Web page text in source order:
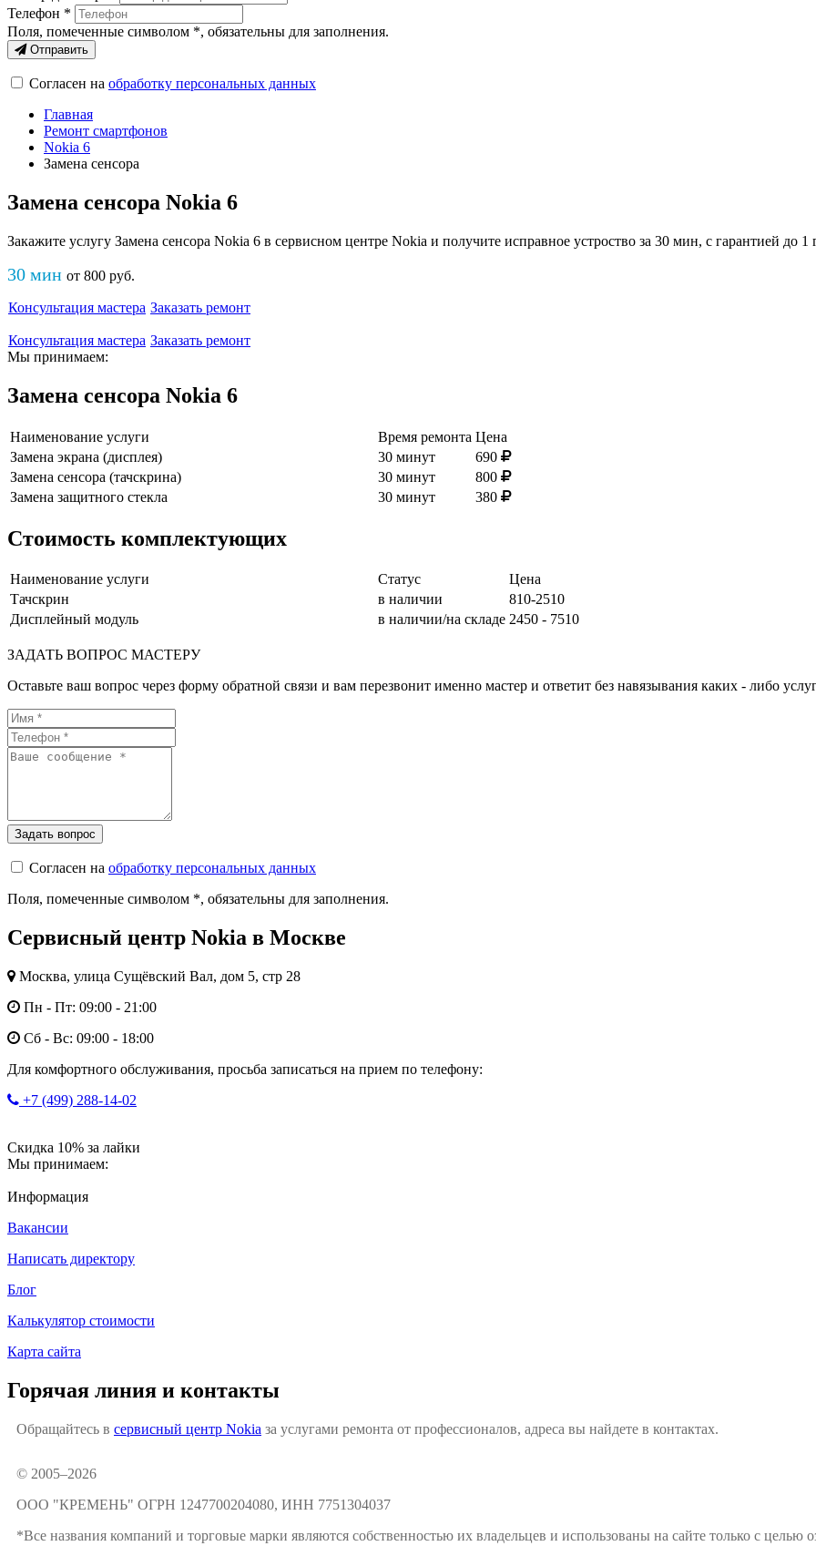
Телефон *
Поля, помеченные символом *, обязательны для заполнения.
Отправить
Согласен на обработку персональных данных
Главная
Ремонт смартфонов
Nokia 6
Замена сенсора
Замена сенсора Nokia 6
Закажите услугу Замена сенсора Nokia 6 в сервисном центре Nokia и получите исправное устроство за 30 мин, с гарантией до 1
30 мин от 800 руб.
Консультация мастера Заказать ремонт
Консультация мастера Заказать ремонт
Мы принимаем:
Замена сенсора Nokia 6
Наименование услуги Время ремонта Цена
Замена экрана (дисплея)
30 минут
690
Замена сенсора (тачскрина)
30 минут
800
Замена защитного стекла
30 минут 380
Стоимость комплектующих
Наименование услуги Статус
Цена
Тачскрин
в наличии
810-2510
Дисплейный модуль
в наличии/на складе 2450 - 7510
ЗАДАТЬ ВОПРОС МАСТЕРУ
Оставьте ваш вопрос через форму обратной связи и вам перезвонит именно мастер и ответит без навязывания каких - либо
Согласен на обработку персональных данных
Поля, помеченные символом *, обязательны для заполнения.
Сервисный центр Nokia в Москве
Москва, улица Сущёвский Вал, дом 5, стр 28
Пн - Пт: 09:00 - 21:00
Сб - Вс: 09:00 - 18:00
Для комфортного обслуживания, просьба записаться на прием по телефону:
+7 (499) 288-14-02
Скидка 10% за лайки
Мы принимаем:
Информация
Вакансии
Написать директору
Блог
Калькулятор стоимости
Карта сайта
Горячая линия и контакты
Обращайтесь в сервисный центр Nokia за услугами ремонта от профессионалов, адреса вы найдете в контактах.
© 2005–2026
ООО "КРЕМЕНЬ" ОГРН 1247700204080, ИНН 7751304037
*Все названия компаний и торговые марки являются собственностью их владельцев и использованы на сайте только с целью